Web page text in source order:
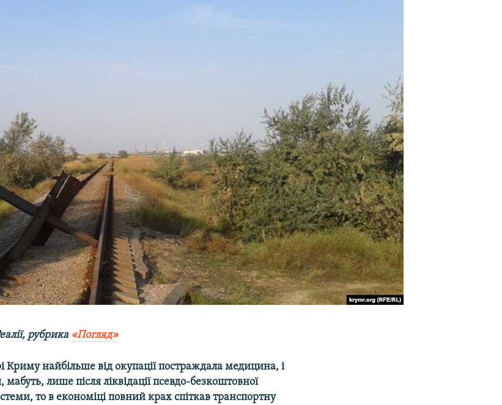
рубрика «Погляд»
Криму найбільше від окупації постраждала медицина, і
мабуть, лише після ліквідації псевдо-безкоштовної
то в економіці повний крах спіткав транспортну